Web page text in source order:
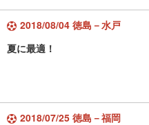
2018/08/04 徳島－水戸
夏に最適！
2018/07/25 徳島－福岡